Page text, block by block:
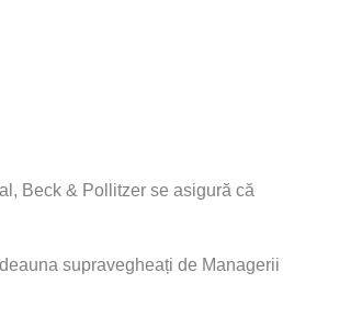
Beck & Pollitzer se asigură că
supravegheați de Managerii